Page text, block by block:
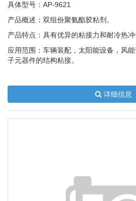
具体型号：AP-9621
产品概述：双组份聚氨酯胶粘剂。
产品特点：具有优异的粘接力和耐冷热冲
应用范围：车辆装配，太阳能设备，风
子元器件的结构粘接。
详细信息